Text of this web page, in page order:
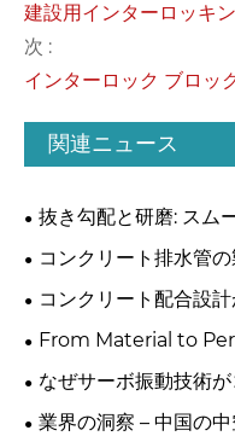
建設用インターロッキ
次 :
インターロック ブロッ
関連ニュース
抜き勾配と研磨: スム
ジニアリング
コンクリート排水管
ション法のどちらを選
コンクリート配合設
直接影響するか
From Material to
Principles for High-
なぜサーボ振動技術
となるのか?
業界の洞察 – 中国の